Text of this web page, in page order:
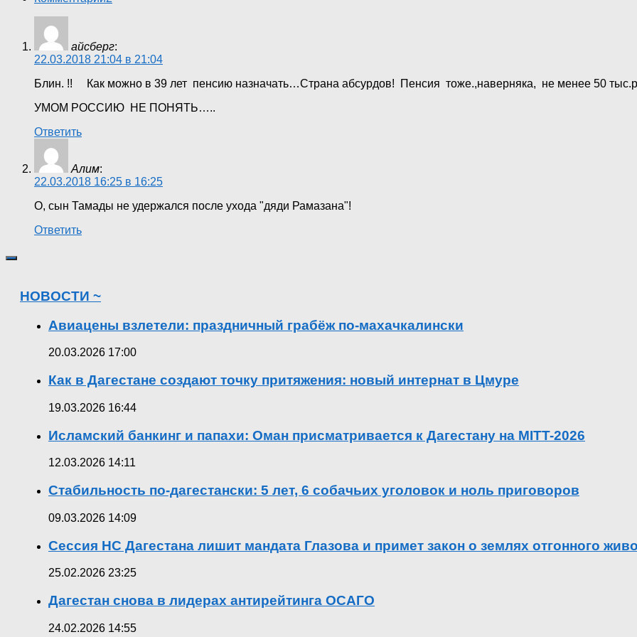
айсберг:
22.03.2018 21:04 в 21:04
Блин. !! Как можно в 39 лет пенсию назначать…Страна абсурдов! Пенсия тоже.,наверняка, не менее 50
УМОМ РОССИЮ НЕ ПОНЯТЬ…..
Ответить
Алим:
22.03.2018 16:25 в 16:25
О, сын Тамады не удержался после ухода "дяди Рамазана"!
Ответить
НОВОСТИ ~
Авиацены взлетели: праздничный грабёж по-махачкалински
20.03.2026 17:00
Как в Дагестане создают точку притяжения: новый интернат в Цмуре
19.03.2026 16:44
Исламский банкинг и папахи: Оман присматривается к Дагестану на MITT-2026
12.03.2026 14:11
Стабильность по-дагестански: 5 лет, 6 собачьих уголовок и ноль приговоров
09.03.2026 14:09
Сессия НС Дагестана лишит мандата Глазова и примет закон о землях отгонного
25.02.2026 23:25
Дагестан снова в лидерах антирейтинга ОСАГО
24.02.2026 14:55